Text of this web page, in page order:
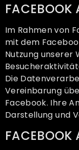
FACEBOOK
Im Rahmen von
mit dem
Nutzung unserer
Die
Vereinbarung
Facebook. Ihre
Darstellung und
FACEBOOK